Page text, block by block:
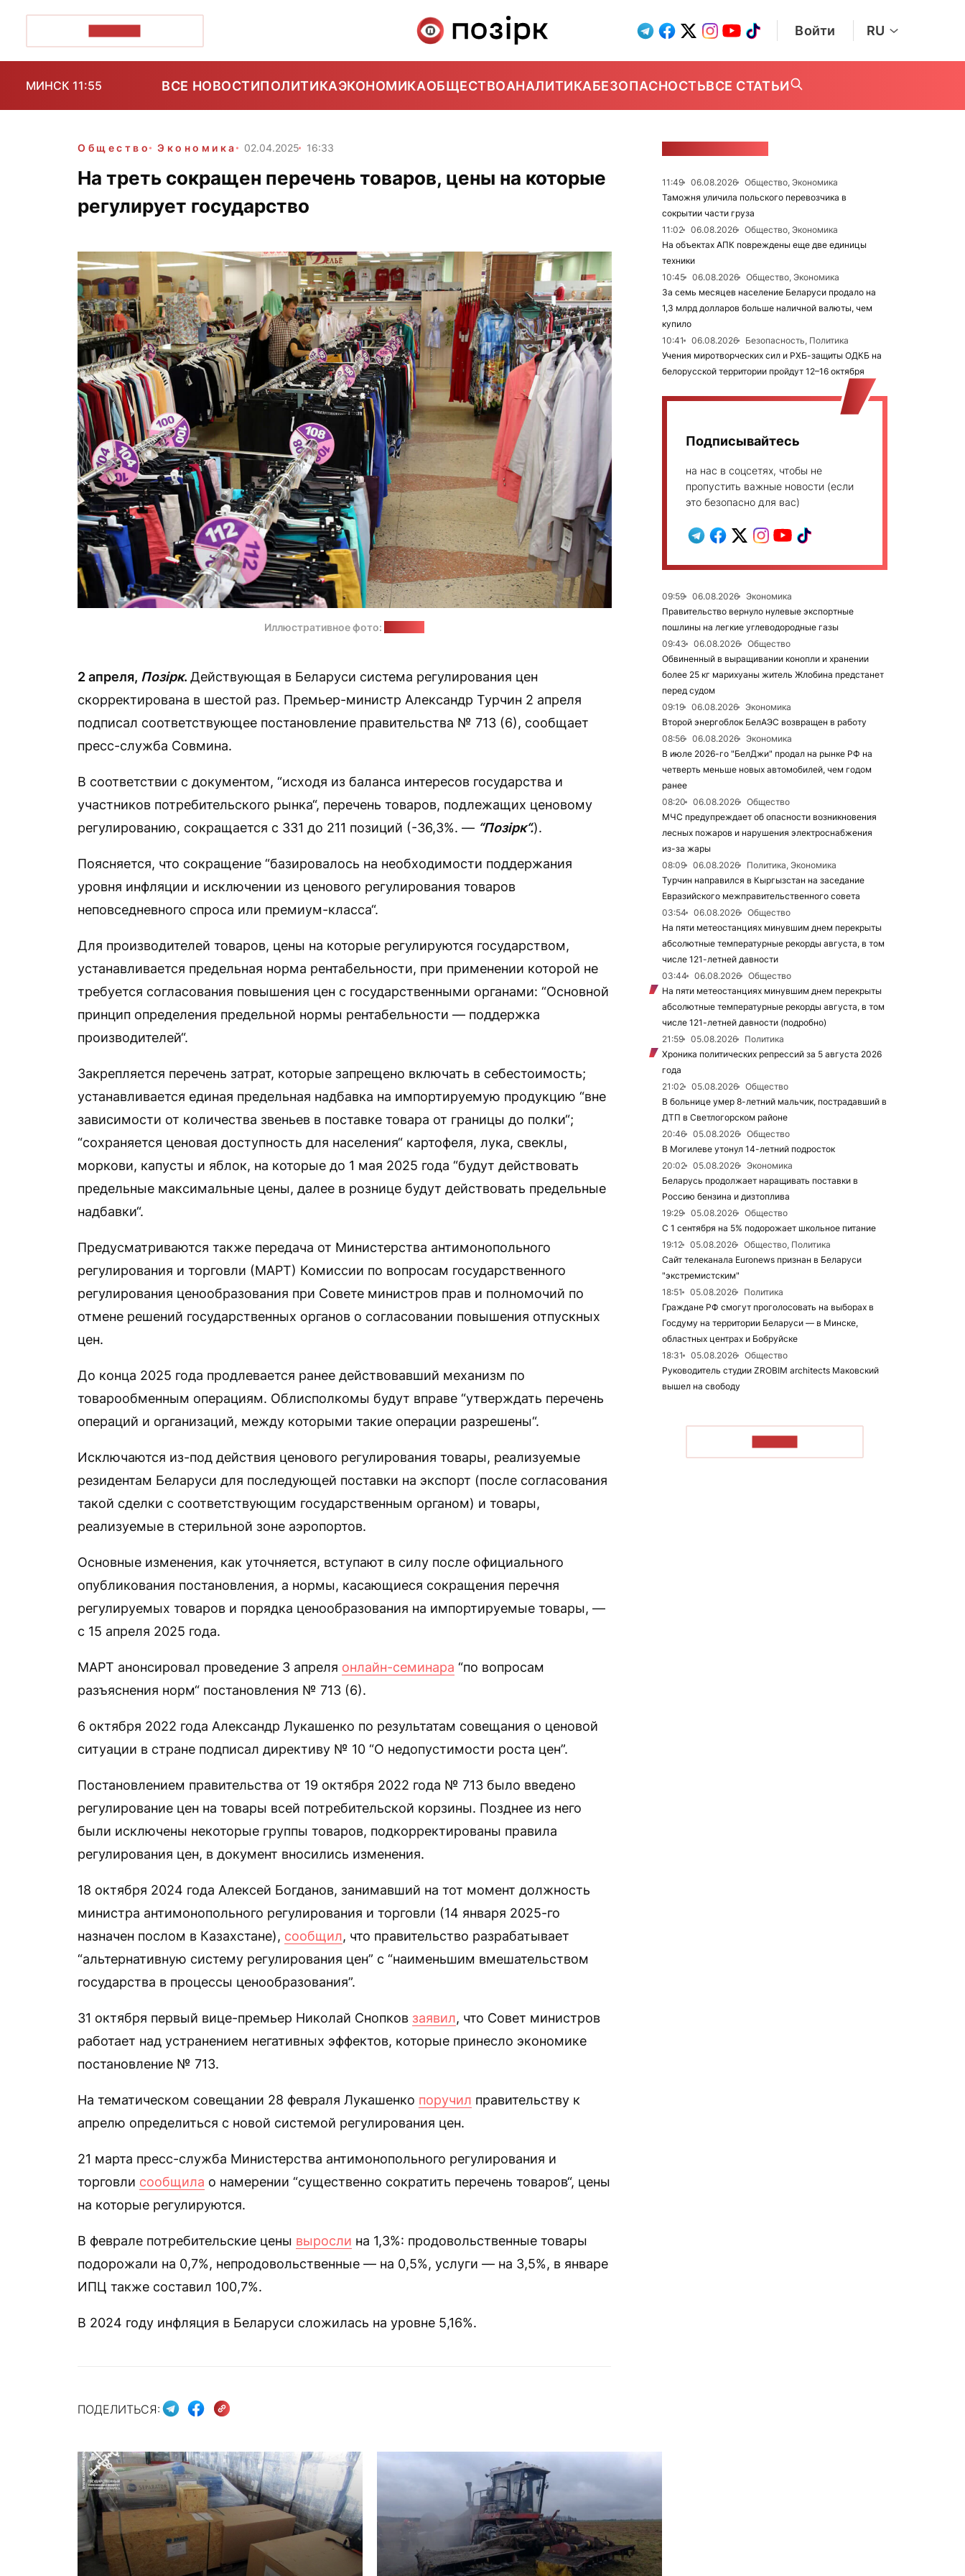
Войти RU
МИНСК 11:55 ВСЕ НОВОСТИПОЛИТИКАЭКОНОМИКАОБЩЕСТВОАНАЛИТИКАБЕЗОПАСНОСТЬВСЕ СТАТЬИ
Общество Экономика 02.04.2025 16:33
На треть сокращен перечень товаров, цены на которые
регулирует государство
Иллюстративное фото:
2 апреля, Позірк. Действующая в Беларуси система регулирования цен
скорректирована в шестой раз. Премьер-министр Александр Турчин 2 апреля
подписал соответствующее постановление правительства № 713 (6), сообщает
пресс-служба Совмина.
В соответствии с документом, “исходя из баланса интересов государства и
участников потребительского рынка“, перечень товаров, подлежащих ценовому
регулированию, сокращается с 331 до 211 позиций (-36,3%. — “Позірк“.).
Поясняется, что сокращение “базировалось на необходимости поддержания
уровня инфляции и исключении из ценового регулирования товаров
неповседневного спроса или премиум-класса“.
Для производителей товаров, цены на которые регулируются государством,
устанавливается предельная норма рентабельности, при применении которой не
требуется согласования повышения цен с государственными органами: “Основной
принцип определения предельной нормы рентабельности — поддержка
производителей“.
Закрепляется перечень затрат, которые запрещено включать в себестоимость;
устанавливается единая предельная надбавка на импортируемую продукцию “вне
зависимости от количества звеньев в поставке товара от границы до полки“;
“сохраняется ценовая доступность для населения“ картофеля, лука, свеклы,
моркови, капусты и яблок, на которые до 1 мая 2025 года “будут действовать
предельные максимальные цены, далее в рознице будут действовать предельные
надбавки“.
Предусматриваются также передача от Министерства антимонопольного
регулирования и торговли (МАРТ) Комиссии по вопросам государственного
регулирования ценообразования при Совете министров прав и полномочий по
отмене решений государственных органов о согласовании повышения отпускных
цен.
До конца 2025 года продлевается ранее действовавший механизм по
товарообменным операциям. Облисполкомы будут вправе “утверждать перечень
операций и организаций, между которыми такие операции разрешены“.
Исключаются из-под действия ценового регулирования товары, реализуемые
резидентам Беларуси для последующей поставки на экспорт (после согласования
такой сделки с соответствующим государственным органом) и товары,
реализуемые в стерильной зоне аэропортов.
Основные изменения, как уточняется, вступают в силу после официального
опубликования постановления, а нормы, касающиеся сокращения перечня
регулируемых товаров и порядка ценообразования на импортируемые товары, —
с 15 апреля 2025 года.
МАРТ анонсировал проведение 3 апреля онлайн-семинара “по вопросам
разъяснения норм“ постановления № 713 (6).
6 октября 2022 года Александр Лукашенко по результатам совещания о ценовой
ситуации в стране подписал директиву № 10 “О недопустимости роста цен”.
Постановлением правительства от 19 октября 2022 года № 713 было введено
регулирование цен на товары всей потребительской корзины. Позднее из него
были исключены некоторые группы товаров, подкорректированы правила
регулирования цен, в документ вносились изменения.
18 октября 2024 года Алексей Богданов, занимавший на тот момент должность
министра антимонопольного регулирования и торговли (14 января 2025-го
назначен послом в Казахстане), сообщил, что правительство разрабатывает
“альтернативную систему регулирования цен” с “наименьшим вмешательством
государства в процессы ценообразования”.
31 октября первый вице-премьер Николай Снопков заявил, что Совет министров
работает над устранением негативных эффектов, которые принесло экономике
постановление № 713.
На тематическом совещании 28 февраля Лукашенко поручил правительству к
апрелю определиться с новой системой регулирования цен.
21 марта пресс-служба Министерства антимонопольного регулирования и
торговли сообщила о намерении “существенно сократить перечень товаров“, цены
на которые регулируются.
В феврале потребительские цены выросли на 1,3%: продовольственные товары
подорожали на 0,7%, непродовольственные — на 0,5%, услуги — на 3,5%, в январе
ИПЦ также составил 100,7%.
В 2024 году инфляция в Беларуси сложилась на уровне 5,16%.
ПОДЕЛИТЬСЯ:
11:49 06.08.2026
Общество, Экономика
Таможня уличила польского перевозчика в
сокрытии части груза
11:02
06.08.2026
Общество, Экономика
На объектах АПК повреждены еще две единицы
техники
10:45
06.08.2026
Общество, Экономика
За семь месяцев население Беларуси продало на
1,3 млрд долларов больше наличной валюты, чем
купило
10:41
06.08.2026
Безопасность, Политика
Учения миротворческих сил и РХБ-защиты ОДКБ на
белорусской территории пройдут 12–16 октября
Подписывайтесь
на нас в соцсетях, чтобы не
пропустить важные новости (если
это безопасно для вас)
09:59 06.08.2026
Экономика
Правительство вернуло нулевые экспортные
пошлины на легкие углеводородные газы
09:43
06.08.2026
Общество
Обвиненный в выращивании конопли и хранении
более 25 кг марихуаны житель Жлобина предстанет
перед судом
09:19
06.08.2026
Экономика
Второй энергоблок БелАЭС возвращен в работу
08:56
06.08.2026
Экономика
В июле 2026-го "БелДжи" продал на рынке РФ на
четверть меньше новых автомобилей, чем годом
ранее
08:20
06.08.2026
Общество
МЧС предупреждает об опасности возникновения
лесных пожаров и нарушения электроснабжения
из-за жары
08:09
06.08.2026
Политика, Экономика
Турчин направился в Кыргызстан на заседание
Евразийского межправительственного совета
03:54
06.08.2026
Общество
На пяти метеостанциях минувшим днем перекрыты
абсолютные температурные рекорды августа, в том
числе 121-летней давности
03:44
06.08.2026
Общество
На пяти метеостанциях минувшим днем перекрыты
абсолютные температурные рекорды августа, в том
числе 121-летней давности (подробно)
21:59
05.08.2026
Политика
Хроника политических репрессий за 5 августа 2026
года
21:02
05.08.2026
Общество
В больнице умер 8-летний мальчик, пострадавший в
ДТП в Светлогорском районе
20:46
05.08.2026
Общество
В Могилеве утонул 14-летний подросток
20:02
05.08.2026
Экономика
Беларусь продолжает наращивать поставки в
Россию бензина и дизтоплива
19:29
05.08.2026
Общество
С 1 сентября на 5% подорожает школьное питание
19:12
05.08.2026
Общество, Политика
Сайт телеканала Euronews признан в Беларуси
"экстремистским"
18:51
05.08.2026
Политика
Граждане РФ смогут проголосовать на выборах в
Госдуму на территории Беларуси — в Минске,
областных центрах и Бобруйске
18:31
05.08.2026
Общество
Руководитель студии ZROBIM architects Маковский
вышел на свободу